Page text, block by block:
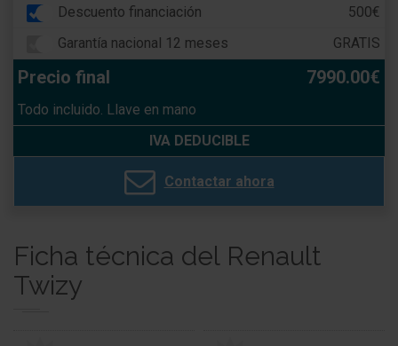
Ficha técnica del Renault
Twizy
Descuento financiación
500€
Garantía nacional 12 meses
GRATIS
Precio final 7990.00€
Todo incluido. Llave en mano
IVA DEDUCIBLE
Contactar ahora